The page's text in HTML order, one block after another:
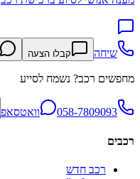
שיחה קבלו הצעה
מחפשים רכב? נשמח לסייע
058-7809093 וואטסאפ
רכבים
רכב חדש